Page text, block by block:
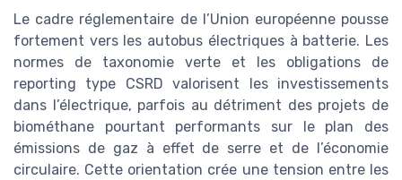
Le cadre réglementaire de l’Union européenne pousse
fortement vers les autobus électriques à batterie. Les
normes de taxonomie verte et les obligations de
reporting type CSRD valorisent les investissements
dans l’électrique, parfois au détriment des projets de
biométhane pourtant performants sur le plan des
émissions de gaz à effet de serre et de l’économie
circulaire. Cette orientation crée une tension entre les